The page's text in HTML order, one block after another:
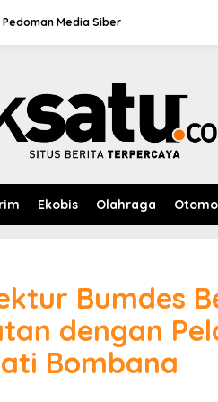
Pedoman Media Siber
Ekobis Olahraga
Bumdes
dengan
Bombana